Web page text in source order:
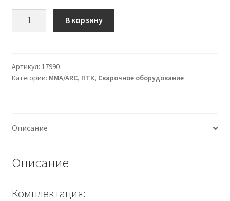
ARC
200
В корзину
Артикул: 17990
Категории: MMA/ARC, ПТК, Сварочное оборудование
Описание
Описание
Комплектация: